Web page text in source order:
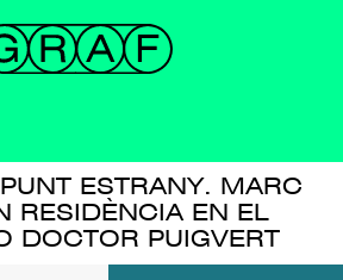
ESTRANY. MARC
RESIDÈNCIA EN EL
DOCTOR PUIGVERT